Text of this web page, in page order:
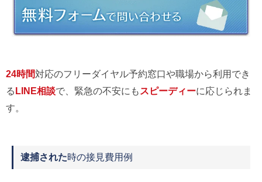
24時間対応のフリーダイヤル予約窓口や職場から利用でき
るLINE相談で、緊急の不安にも スピーディーに応じられま
す。
逮捕された時の接見費用例